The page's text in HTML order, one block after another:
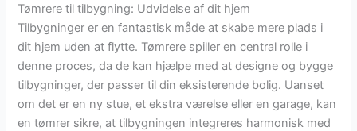
Tømrere til tilbygning: Udvidelse af dit hjem
Tilbygninger er en fantastisk måde at skabe mere plads i
dit hjem uden at flytte. Tømrere spiller en central rolle i
denne proces, da de kan hjælpe med at designe og bygge
tilbygninger, der passer til din eksisterende bolig. Uanset
om det er en ny stue, et ekstra værelse eller en garage, kan
en tømrer sikre, at tilbygningen integreres harmonisk med